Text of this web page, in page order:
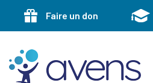
navigation
Skip
Faire un don